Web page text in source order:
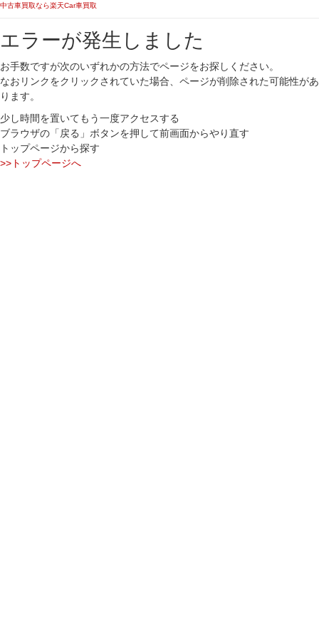
中古車買取なら楽天Car車買取
エラーが発生しました
お手数ですが次のいずれかの方法でページをお探しください。
なおリンクをクリックされていた場合、ページが削除された可能性があ
ります。
少し時間を置いてもう一度アクセスする
ブラウザの「戻る」ボタンを押して前画面からやり直す
トップページから探す
>>トップページへ